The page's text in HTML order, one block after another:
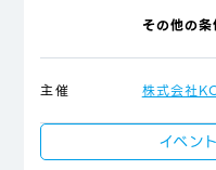
その他の条
主催 株式会社
イベン